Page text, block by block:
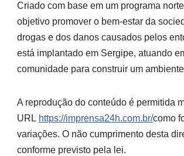
Criado com base em um programa
objetivo promover o bem-estar da
drogas e dos danos causados pelos
está implantado em Sergipe, atuando
comunidade para construir um
A reprodução do conteúdo é permitida
URL https://imprensa24h.com.br/como
variações. O não cumprimento desta
conforme previsto pela lei.